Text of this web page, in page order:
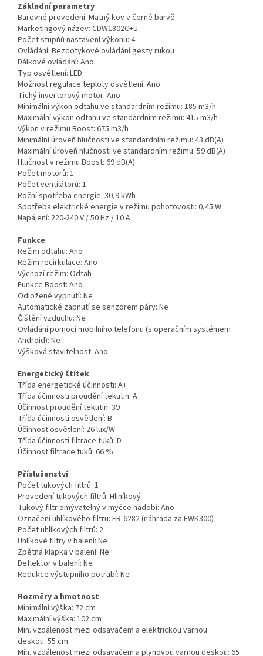
Základní parametry
Barevné provedení: Matný kov v černé barvě
Marketingový název: CDW1802C+U
Počet stupňů nastavení výkonu: 4
Ovládání: Bezdotykové ovládání gesty rukou
Dálkové ovládání: Ano
Typ osvětlení: LED
Možnost regulace teploty osvětlení: Ano
Tichý invertorový motor: Ano
Minimální výkon odtahu ve standardním režimu: 185 m3/h
Maximální výkon odtahu ve standardním režimu: 415 m3/h
Výkon v režimu Boost: 675 m3/h
Minimální úroveň hlučnosti ve standardním režimu: 43 dB(A)
Maximální úroveň hlučnosti ve standardním režimu: 59 dB(A)
Hlučnost v režimu Boost: 69 dB(A)
Počet motorů: 1
Počet ventilátorů: 1
Roční spotřeba energie: 30,9 kWh
Spotřeba elektrické energie v režimu pohotovosti: 0,45 W
Napájení: 220-240 V / 50 Hz / 10 A
Funkce
Režim odtahu: Ano
Režim recirkulace: Ano
Výchozí režim: Odtah
Funkce Boost: Ano
Odložené vypnutí: Ne
Automatické zapnutí se senzorem páry: Ne
Čištění vzduchu: Ne
Ovládání pomocí mobilního telefonu (s operačním systémem
Android): Ne
Výšková stavitelnost: Ano
Energetický štítek
Třída energetické účinnosti: A+
Třída účinnosti proudění tekutin: A
Účinnost proudění tekutin: 39
Třída účinnosti osvětlení: B
Účinnost osvětlení: 26 lux/W
Třída účinnosti filtrace tuků: D
Účinnost filtrace tuků: 66 %
Příslušenství
Počet tukových filtrů: 1
Provedení tukových filtrů: Hliníkový
Tukový filtr omývatelný v myčce nádobí: Ano
Označení uhlíkového filtru: FR-6282 (náhrada za FWK300)
Počet uhlíkových filtrů: 2
Uhlíkové filtry v balení: Ne
Zpětná klapka v balení: Ne
Deflektor v balení: Ne
Redukce výstupního potrubí: Ne
Rozměry a hmotnost
Minimální výška: 72 cm
Maximální výška: 102 cm
Min. vzdálenost mezi odsavačem a elektrickou varnou
deskou: 55 cm
Min. vzdálenost mezi odsavačem a plynovou varnou deskou: 65